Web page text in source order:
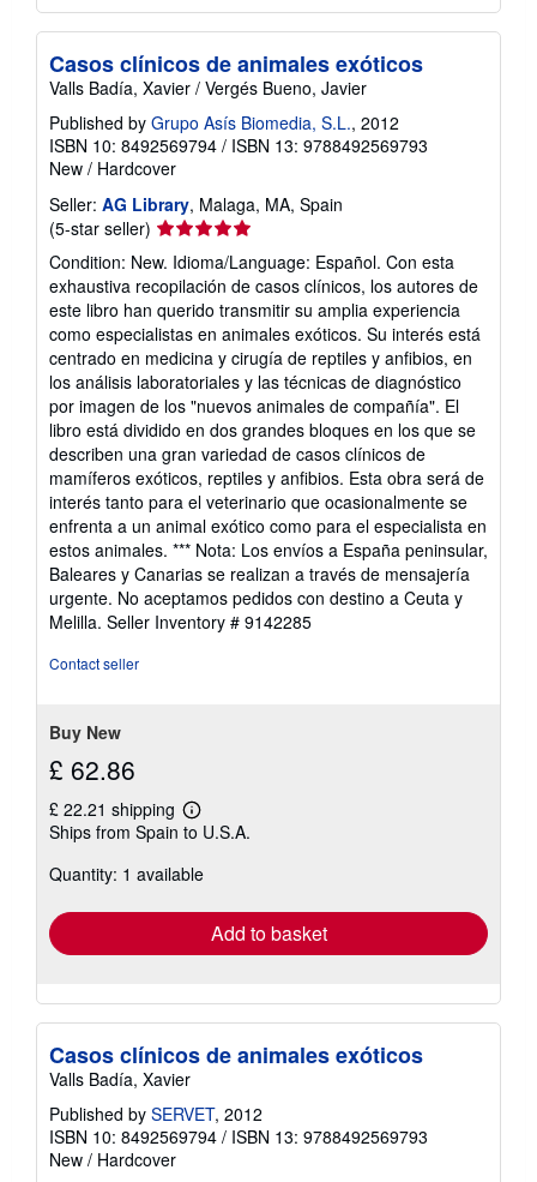
Casos clínicos de animales exóticos
Valls Badía, Xavier / Vergés Bueno, Javier
Published by Grupo Asís Biomedia, S.L., 2012
ISBN 10: 8492569794 / ISBN 13: 9788492569793
New / Hardcover
Seller: AG Library, Malaga, MA, Spain
(5-star seller) Seller
rating
5
out
of
5
stars
Condition: New. Idioma/Language: Español. Con esta
exhaustiva recopilación de casos clínicos, los autores de
este libro han querido transmitir su amplia experiencia
como especialistas en animales exóticos. Su interés está
centrado en medicina y cirugía de reptiles y anfibios, en
los análisis laboratoriales y las técnicas de diagnóstico
por imagen de los "nuevos animales de compañía". El
libro está dividido en dos grandes bloques en los que se
describen una gran variedad de casos clínicos de
mamíferos exóticos, reptiles y anfibios. Esta obra será de
interés tanto para el veterinario que ocasionalmente se
enfrenta a un animal exótico como para el especialista en
estos animales. *** Nota: Los envíos a España peninsular,
Baleares y Canarias se realizan a través de mensajería
urgente. No aceptamos pedidos con destino a Ceuta y
Melilla. Seller Inventory # 9142285
Contact seller
Buy New
£ 62.86
£ 22.21 shipping
Learn
more
shipping
Ships from Spain to U.S.A.
Quantity: 1 available
Add to basket
Casos clínicos de animales exóticos
Valls Badía, Xavier
Published by SERVET, 2012
ISBN 10: 8492569794 / ISBN 13: 9788492569793
New / Hardcover